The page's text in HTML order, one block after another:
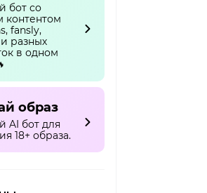
бот со
контентом
fansly,
разных
в одном
образ
AI бот для
18+ образа.